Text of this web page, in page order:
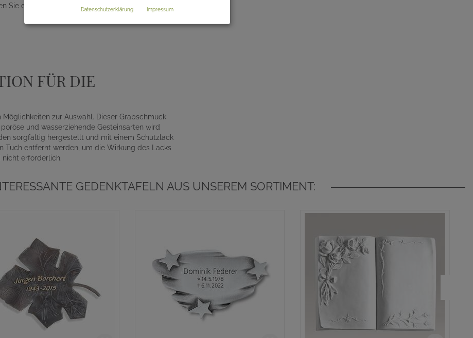
Sie ein entsprechendes Angebot)
FÜR DIE
zur Auswahl. Dieser Grabschmuck
und wasserziehende Gesteinsarten wird
sorgfältig hergestellt und mit einem Schutzlack
Tuch entfernt werden, um die Wirkung des Lacks
erforderlich.
GEDENKTAFELN AUS UNSEREM SORTIMENT:
Datenschutzerklärung Impressum